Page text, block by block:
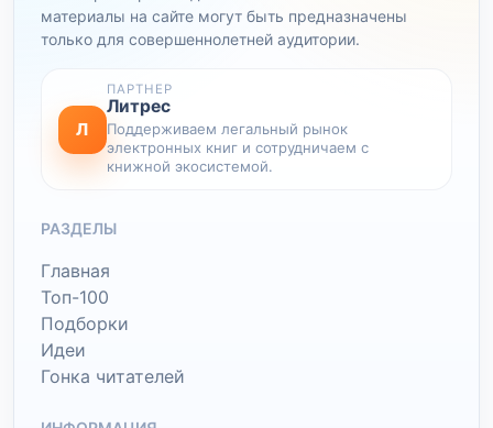
материалы на сайте могут быть предназначены
только для совершеннолетней аудитории.
Л
ПАРТНЕР
Литрес
Поддерживаем легальный рынок
электронных книг и сотрудничаем с
книжной экосистемой.
РАЗДЕЛЫ
Главная
Топ-100
Подборки
Идеи
Гонка читателей